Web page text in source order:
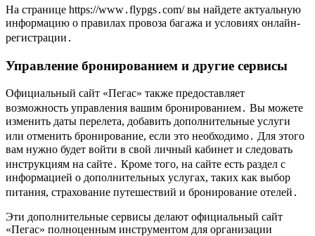
На странице https://www․flypgs․com/ вы найдете актуальную
информацию о правилах провоза багажа и условиях онлайн-
регистрации․
Управление бронированием и другие сервисы
Официальный сайт «Пегас» также предоставляет
возможность управления вашим бронированием․ Вы можете
изменить даты перелета, добавить дополнительные услуги
или отменить бронирование, если это необходимо․ Для этого
вам нужно будет войти в свой личный кабинет и следовать
инструкциям на сайте․ Кроме того, на сайте есть раздел с
информацией о дополнительных услугах, таких как выбор
питания, страхование путешествий и бронирование отелей․
Эти дополнительные сервисы делают официальный сайт
«Пегас» полноценным инструментом для организации